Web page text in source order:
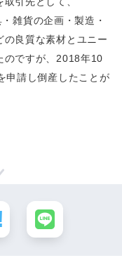
雑貨の企画・製造・
良質な素材とユニー
のですが、2018年10
申請し倒産したことが